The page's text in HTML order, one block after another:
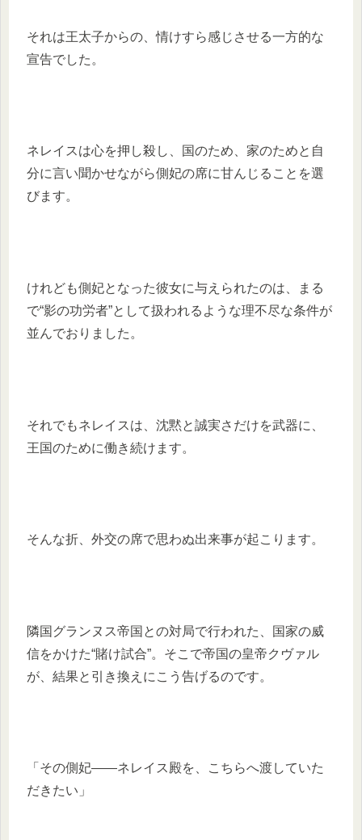
それは王太子からの、情けすら感じさせる一方的な
宣告でした。
ネレイスは心を押し殺し、国のため、家のためと自
分に言い聞かせながら側妃の席に甘んじることを選
びます。
けれども側妃となった彼女に与えられたのは、まる
で“影の功労者”として扱われるような理不尽な条件が
並んでおりました。
それでもネレイスは、沈黙と誠実さだけを武器に、
王国のために働き続けます。
そんな折、外交の席で思わぬ出来事が起こります。
隣国グランヌス帝国との対局で行われた、国家の威
信をかけた“賭け試合”。そこで帝国の皇帝クヴァル
が、結果と引き換えにこう告げるのです。
「その側妃――ネレイス殿を、こちらへ渡していた
だきたい」